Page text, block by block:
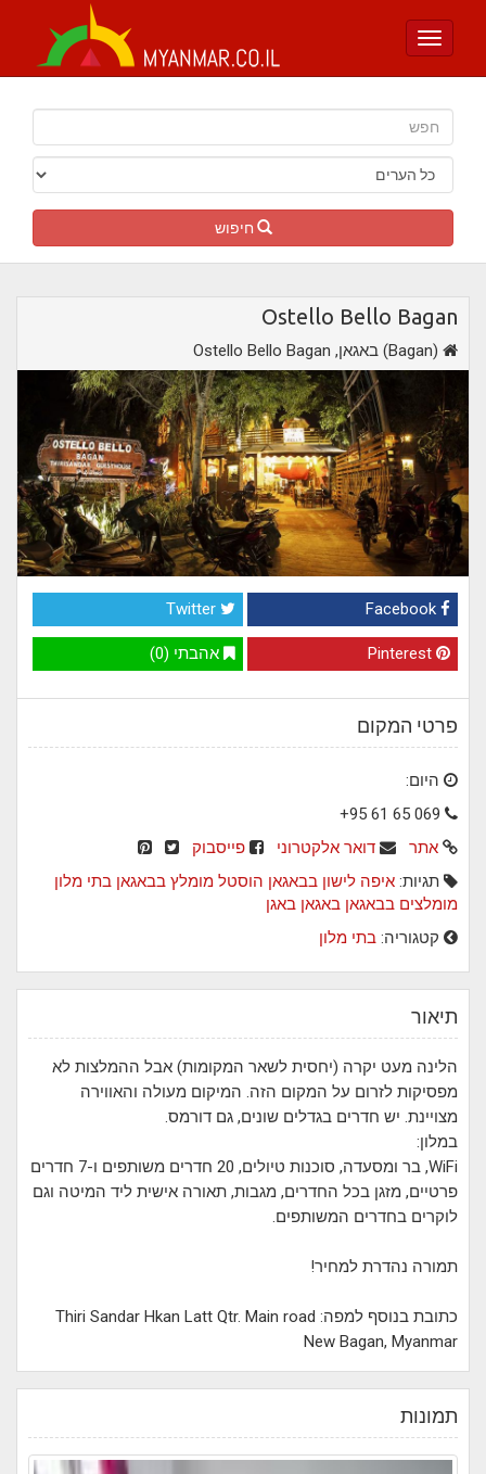
Toggle
חיפוש
Ostello Bello Bagan
Ostello Bello Bagan ,באגאן (Bagan)
Twitter
אהבתי (0)
פרטי המקום
היום:
+95 61 65 069
אתר
דואר אלקטרוני
פייסבוק
תגיות: איפה לישון בבאגאן הוסטל מומלץ בבאגאן בתי מלון
מומלצים בבאגאן באגאן באגן
קטגוריה: בתי מלון
תיאור
הלינה מעט יקרה (יחסית לשאר המקומות) אבל ההמלצות לא
מפסיקות לזרום על המקום הזה. המיקום מעולה והאווירה
מצויינת. יש חדרים בגדלים שונים, גם דורמס.
במלון:
WiFi, בר ומסעדה, סוכנות טיולים, 20 חדרים משותפים ו-7 חדרים
פרטיים, מזגן בכל החדרים, מגבות, תאורה אישית ליד המיטה וגם
לוקרים בחדרים המשותפים.
תמורה נהדרת למחיר!
כתובת בנוסף למפה: Thiri Sandar Hkan Latt Qtr. Main road
New Bagan, Myanmar
תמונות